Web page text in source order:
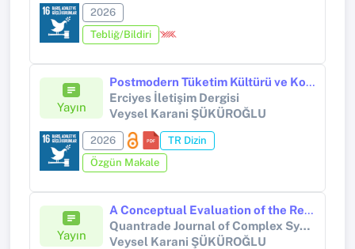
2026
Tebliğ/Bildiri
Yayın
Postmodern Tüketim Kültürü ve Koleksiyonerlik: Tespih Koleksiyonerliği Üzerine İnceleme
Erciyes İletişim Dergisi
Veysel Karani ŞÜKÜROĞLU
2026
TR Dizin
Özgün Makale
Yayın
A Conceptual Evaluation of the Relationship Between Organizational Culture and Institutional Belonging
Quantrade Journal of Complex Systems in Social Sciences
Veysel Karani ŞÜKÜROĞLU